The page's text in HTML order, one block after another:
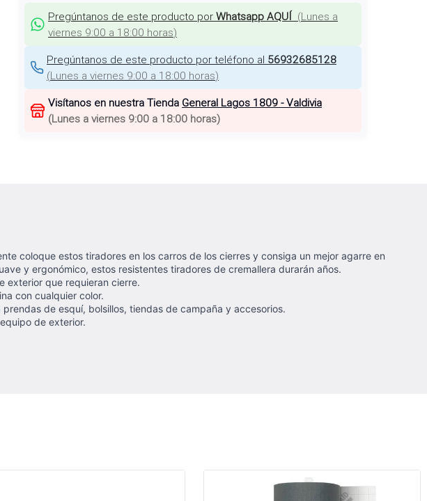
Pregúntanos de este producto por Whatsapp AQUÍ (Lunes a
viernes 9:00 a 18:00 horas)
Pregúntanos de este producto por teléfono al 56932685128
(Lunes a viernes 9:00 a 18:00 horas)
Visítanos en nuestra Tienda General Lagos 1809 - Valdivia
(Lunes a viernes 9:00 a 18:00 horas)
coloque estos tiradores en los carros de los cierres y consiga un mejor agarre en
y ergonómico, estos resistentes tiradores de cremallera durarán años.
exterior que requieran cierre.
con cualquier color.
de esquí, bolsillos, tiendas de campaña y accesorios.
de exterior.